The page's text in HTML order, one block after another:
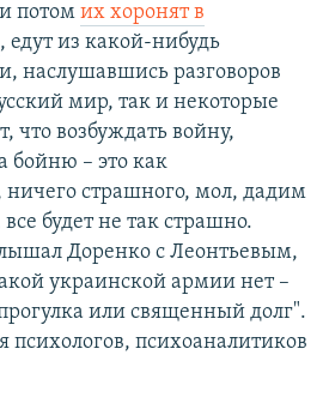
потом их хоронят в
, едут из какой-нибудь
наслушавшись разговоров
мир, так и некоторые
что возбуждать войну,
бойню – это как
страшного, мол, дадим
будет не так страшно.
Доренко с Леонтьевым,
украинской армии нет –
или священный долг".
психологов, психоаналитиков